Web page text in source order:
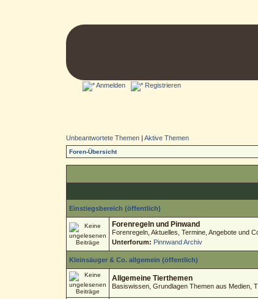
Anmelden Registrieren
Unbeantwortete Themen| Aktive Themen
Foren-Übersicht
Einstiegsbereich (öffentlich)
Forenregeln und Pinwand
Forenregeln, Aktuelles, Termine, Angebote und
Unterforum: Pinnwand Archiv
Kleinsäuger & Co. allgemein (öffentlich)
Allgemeine Tierthemen
Basiswissen, Grundlagen Themen aus Medien,